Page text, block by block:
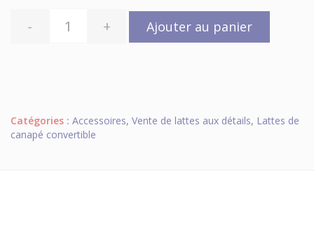
- + Ajouter au panier
Catégories : Accessoires, Vente de lattes aux détails, Lattes de
canapé convertible